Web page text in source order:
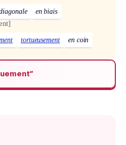
en biais
tortueusement en coin